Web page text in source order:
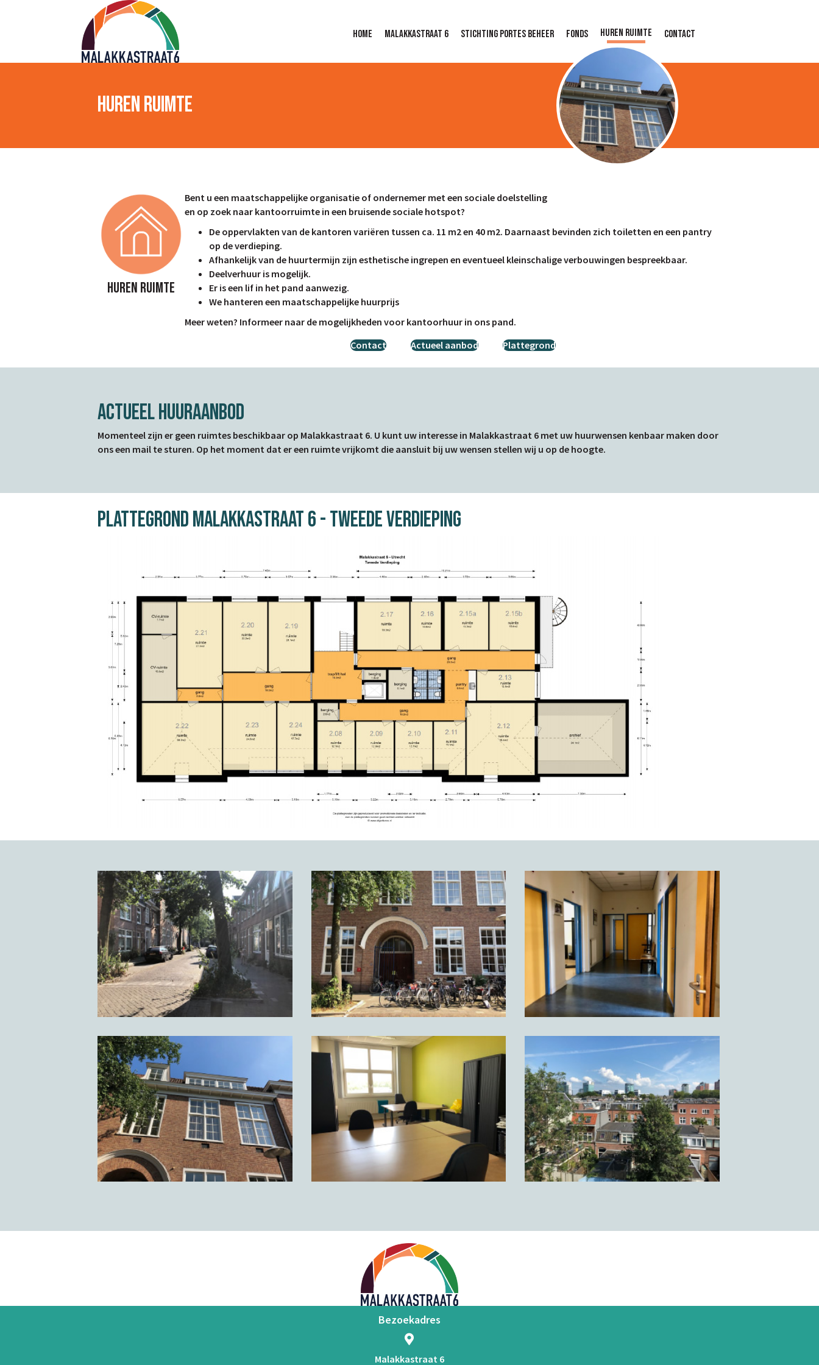
Home Malakkastraat 6 Stichting portes beheer Fonds Huren ruimte Contact
Huren Ruimte
Huren Ruimte
Bent u een maatschappelijke organisatie of ondernemer met een sociale doelstelling
en op zoek naar kantoorruimte in een bruisende sociale hotspot?
De oppervlakten van de kantoren variëren tussen ca. 11 m2 en 40 m2. Daarnaast bevinden zich toiletten en een pantry
op de verdieping.
Afhankelijk van de huurtermijn zijn esthetische ingrepen en eventueel kleinschalige verbouwingen bespreekbaar.
Deelverhuur is mogelijk.
Er is een lif in het pand aanwezig.
We hanteren een maatschappelijke huurprijs
Meer weten? Informeer naar de mogelijkheden voor kantoorhuur in ons pand.
Contact
Actueel aanbod Plattegrond
Actueel Huuraanbod
Momenteel zijn er geen ruimtes beschikbaar op Malakkastraat 6. U kunt uw interesse in Malakkastraat 6 met uw huurwensen kenbaar maken door
ons een mail te sturen. Op het moment dat er een ruimte vrijkomt die aansluit bij uw wensen stellen wij u op de hoogte.
Plattegrond Malakkastraat 6 - Tweede Verdieping
Bezoekadres
Malakkastraat 6